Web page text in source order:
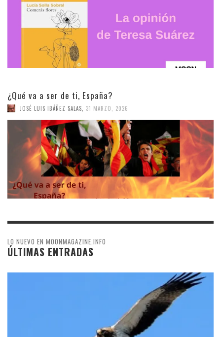
¿Qué va a ser de ti, España?
JOSÉ LUIS IBÁÑEZ SALAS 31 MARZO, 2026
LO NUEVO EN MOONMAGAZINE.INFO
ÚLTIMAS ENTRADAS